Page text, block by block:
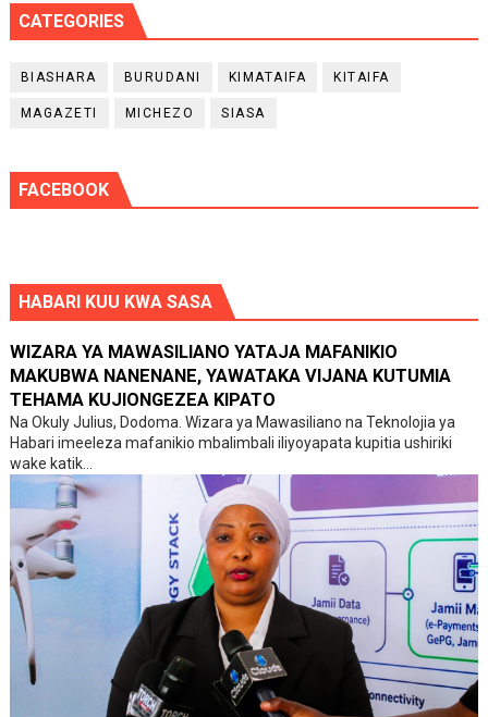
CATEGORIES
BIASHARA BURUDANI KIMATAIFA KITAIFA
MAGAZETI MICHEZO SIASA
FACEBOOK
HABARI KUU KWA SASA
WIZARA YA MAWASILIANO YATAJA MAFANIKIO
MAKUBWA NANENANE, YAWATAKA VIJANA KUTUMIA
TEHAMA KUJIONGEZEA KIPATO
Na Okuly Julius, Dodoma. Wizara ya Mawasiliano na Teknolojia ya
Habari imeeleza mafanikio mbalimbali iliyoyapata kupitia ushiriki
wake katik...